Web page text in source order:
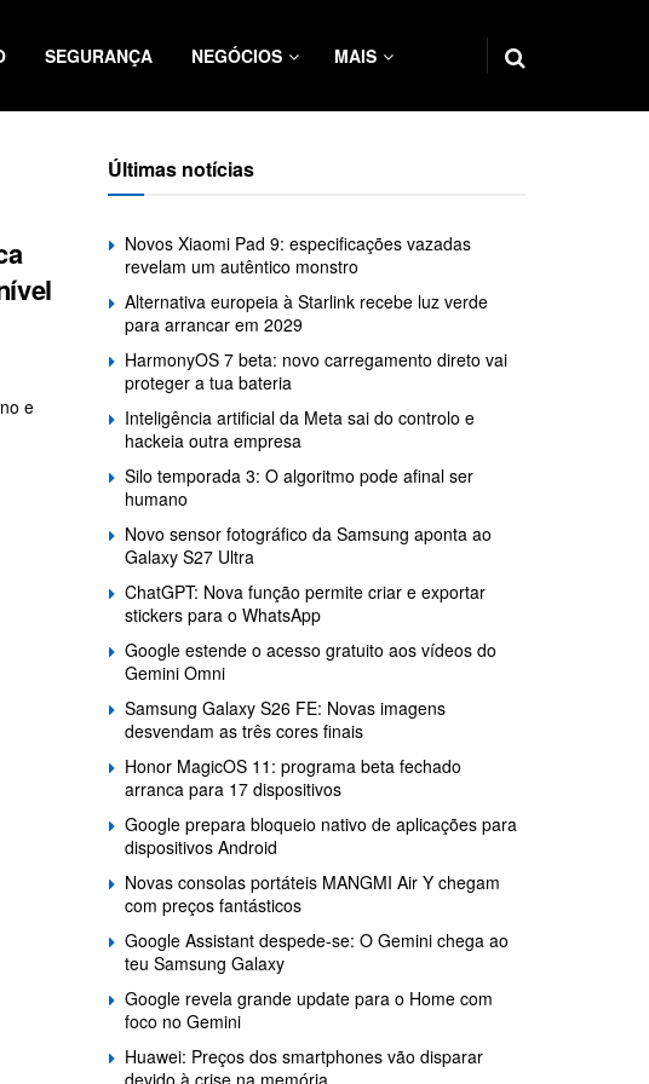
SEGURANÇA NEGÓCIOS MAIS
e
Últimas notícias
Novos Xiaomi Pad 9: especificações vazadas
revelam um autêntico monstro
Alternativa europeia à Starlink recebe luz verde
para arrancar em 2029
HarmonyOS 7 beta: novo carregamento direto vai
proteger a tua bateria
Inteligência artificial da Meta sai do controlo e
hackeia outra empresa
Silo temporada 3: O algoritmo pode afinal ser
humano
Novo sensor fotográfico da Samsung aponta ao
Galaxy S27 Ultra
ChatGPT: Nova função permite criar e exportar
stickers para o WhatsApp
Google estende o acesso gratuito aos vídeos do
Gemini Omni
Samsung Galaxy S26 FE: Novas imagens
desvendam as três cores finais
Honor MagicOS 11: programa beta fechado
arranca para 17 dispositivos
Google prepara bloqueio nativo de aplicações para
dispositivos Android
Novas consolas portáteis MANGMI Air Y chegam
com preços fantásticos
Google Assistant despede-se: O Gemini chega ao
teu Samsung Galaxy
Google revela grande update para o Home com
foco no Gemini
Huawei: Preços dos smartphones vão disparar
devido à crise na memória